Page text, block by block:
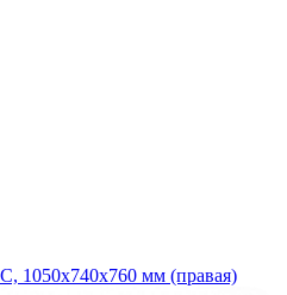
1050х740х760 мм (правая)